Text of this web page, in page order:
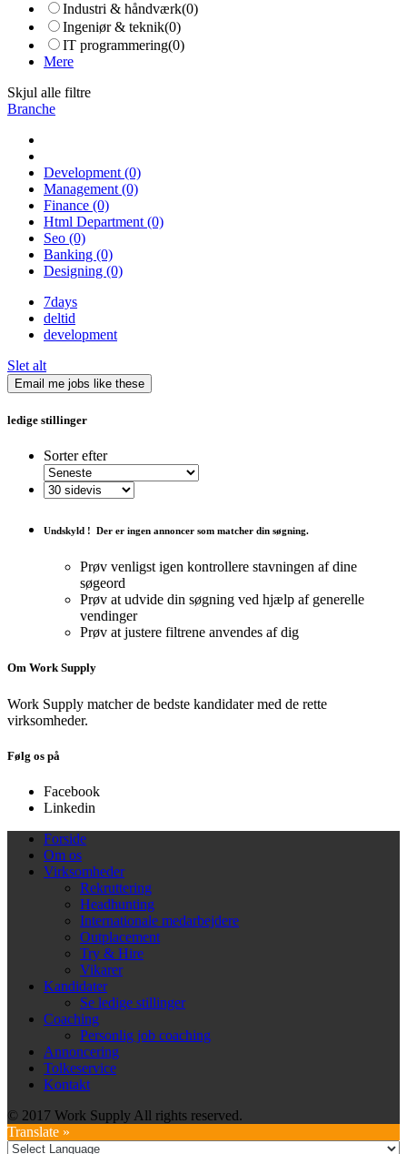
Industri & håndværk(0)
Ingeniør & teknik(0)
IT programmering(0)
Mere
Skjul alle filtre
Branche
Development (0)
Management (0)
Finance (0)
Html Department (0)
Seo (0)
Banking (0)
Designing (0)
7days
deltid
development
Slet alt
Email me jobs like these
ledige stillinger
Sorter efter
Undskyld ! Der er ingen annoncer som matcher din søgning.
Prøv venligst igen kontrollere stavningen af ​​dine
søgeord
Prøv at udvide din søgning ved hjælp af generelle
vendinger
Prøv at justere filtrene anvendes af dig
Om Work Supply
Work Supply matcher de bedste kandidater med de rette
virksomheder.
Følg os på
Facebook
Linkedin
Forside
Om os
Virksomheder
Rekruttering
Headhunting
Internationale medarbejdere
Outplacement
Try & Hire
Vikarer
Kandidater
Se ledige stillinger
Coaching
Personlig job coaching
Annoncering
Tolkeservice
Kontakt
© 2017 Work Supply All rights reserved.
Translate »